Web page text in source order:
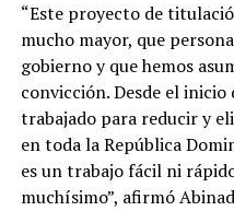
“Este proyecto de
mucho mayor, que
gobierno y que hemos
convicción. Desde el
trabajado para reducir y
en toda la República
es un trabajo fácil ni
muchísimo”, afirmó